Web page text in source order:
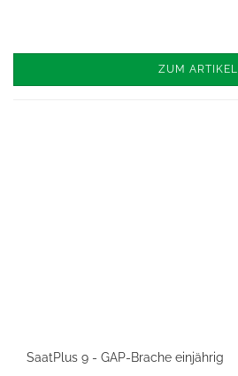
ZUM ARTIKEL
SaatPlus 9 - GAP-Brache einjährig